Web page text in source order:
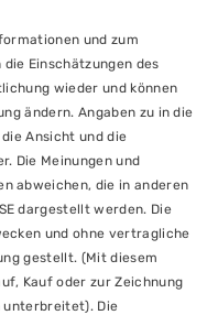
und zum
Einschätzungen des
wieder und können
ändern. Angaben zu in die
Ansicht und die
Die Meinungen und
abweichen, die in anderen
dargestellt werden. Die
und ohne vertragliche
gestellt. (Mit diesem
Kauf oder zur Zeichnung
unterbreitet). Die